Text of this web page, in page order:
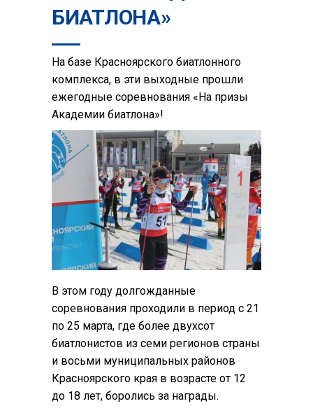
БИАТЛОНА»
На базе Красноярского биатлонного
комплекса, в эти выходные прошли
ежегодные соревнования «На призы
Академии биатлона»!
В этом году долгожданные
соревнования проходили в период с 21
по 25 марта, где более двухсот
биатлонистов из семи регионов страны
и восьми муниципальных районов
Красноярского края в возрасте от 12
до 18 лет, боролись за награды.